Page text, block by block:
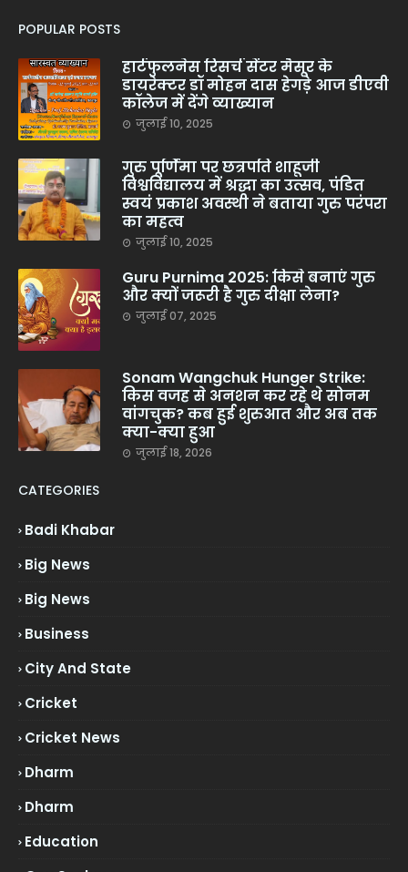
POPULAR POSTS
हार्टफुलनेस रिसर्च सेंटर मैसूर के
डायरेक्टर डॉ मोहन दास हेगड़े आज डीएवी
कॉलेज में देंगे व्याख्यान
जुलाई 10, 2025
गुरु पूर्णिमा पर छत्रपति शाहूजी
विश्वविद्यालय में श्रद्धा का उत्सव, पंडित
स्वयं प्रकाश अवस्थी ने बताया गुरु परंपरा
का महत्व
जुलाई 10, 2025
Guru Purnima 2025: किसे बनाएं गुरु
और क्यों जरूरी है गुरु दीक्षा लेना?
जुलाई 07, 2025
Sonam Wangchuk Hunger Strike:
किस वजह से अनशन कर रहे थे सोनम
वांगचुक? कब हुई शुरुआत और अब तक
क्या-क्या हुआ
जुलाई 18, 2026
CATEGORIES
Badi Khabar
Big News
Big News
Business
City And State
Cricket
Cricket News
Dharm
Dharm
Education